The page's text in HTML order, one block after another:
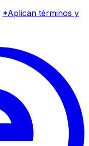
*Aplican términos y